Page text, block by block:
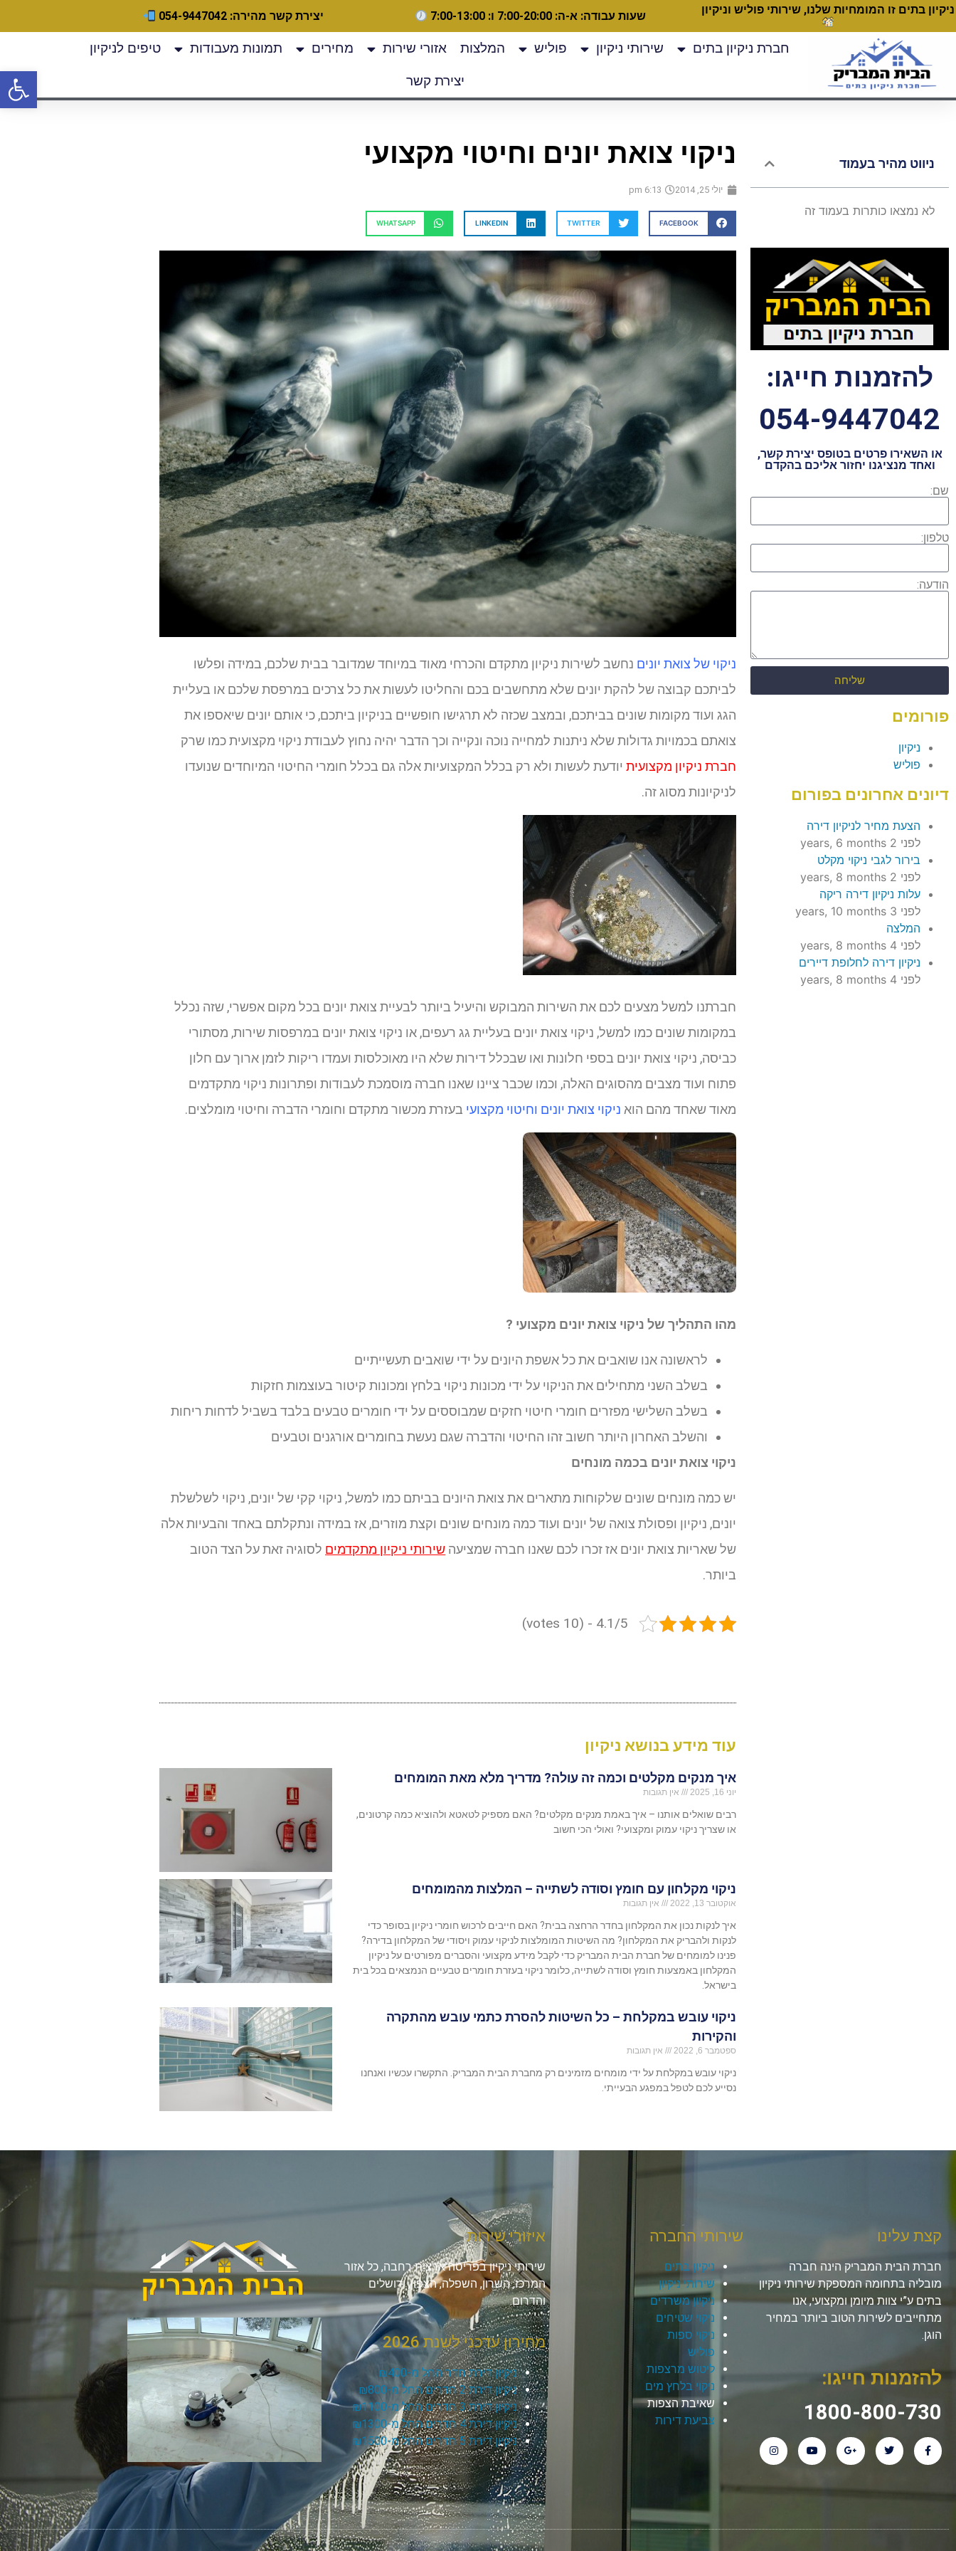
ניקיון בתים זו המומחיות שלנו, שירותי פוליש וניקיון שעות עבודה: א-ה: 7:00-20:00 ו: 7:00-13:00 יצירת קשר מהירה: 054-9447042
חברת ניקיון בתים שירותי ניקיון פוליש המלצות אזורי שירות מחירים תמונות מעבודות טיפים לניקיון
יצירת קשר
ניווט מהיר בעמוד
לא נמצאו כותרות בעמוד זה
להזמנות חייגו:
054-9447042
או השאירו פרטים בטופס יצירת קשר,
ואחד מנציגנו יחזור אליכם בהקדם
שם:
טלפון:
הודעה:
שליחה
פורומים
ניקיון
פוליש
דיונים אחרונים בפורום
הצעת מחיר לניקיון דירה
לפני 2 years, 6 months
בירור לגבי ניקוי מקלט
לפני 2 years, 8 months
עלות ניקיון דירה ריקה
לפני 3 years, 10 months
המלצה
לפני 4 years, 8 months
ניקיון דירה לחלופת דיירים
לפני 4 years, 8 months
ניקוי צואת יונים וחיטוי מקצועי
יולי 25, 2014 6:13 pm
FACEBOOK
TWITTER
LINKEDIN
WHATSAPP
ניקוי של צואת יונים נחשב לשירות ניקיון מתקדם והכרחי מאוד במיוחד שמדובר בבית שלכם, במידה ופלשו
לביתכם קבוצה של להקת יונים שלא מתחשבים בכם והחליטו לעשות את כל צרכים במרפסת שלכם או בעליית
הגג ועוד מקומות שונים בביתכם, ובמצב שכזה לא תרגישו חופשיים בניקיון ביתכם, כי אותם יונים שיאספו את
צואתם בכמויות גדולות שלא ניתנות למחייה נוכה ונקייה וכך הדבר יהיה נחוץ לעבודת ניקוי מקצועית כמו שרק
חברת ניקיון מקצועיתיודעת לעשות ולא רק בכלל המקצועיות אלה גם בכלל חומרי החיטוי המיוחדים שנועדו
לניקיונות מסוג זה.
חברתנו למשל מצעים לכם את השירות המבוקש והיעיל ביותר לבעיית צואת יונים בכל מקום אפשרי, שזה נכלל
במקומות שונים כמו למשל, ניקוי צואת יונים בעליית גג רעפים, או ניקוי צואת יונים במרפסות שירות, מסתורי
כביסה, ניקוי צואת יונים בספי חלונות ואו שבכלל דירות שלא היו מאוכלסות ועמדו ריקות לזמן ארוך עם חלון
פתוח ועוד מצבים מהסוגים האלה, וכמו שכבר ציינו שאנו חברה מוסמכת לעבודות ופתרונות ניקוי מתקדמים
מאוד שאחד מהם הוא ניקוי צואת יונים וחיטוי מקצועי בעזרת מכשור מתקדם וחומרי הדברה וחיטוי מומלצים.
מהו התהליך של ניקוי צואת יונים מקצועי ?
לראשונה אנו שואבים את כל אשפת היונים על ידי שואבים תעשייתיים
בשלב השני מתחילים את הניקוי על ידי מכונות ניקוי בלחץ ומכונות קיטור בעוצמות חזקות
בשלב השלישי מפזרים חומרי חיטוי חזקים שמבוססים על ידי חומרים טבעים בלבד בשביל לדחות ריחות
והשלב האחרון היותר חשוב זהו החיטוי והדברה שגם נעשת בחומרים אורגנים וטבעים
ניקוי צואת יונים בכמה מונחים
יש כמה מונחים שונים שלקוחות מתארים את צואת היונים בביתם כמו למשל, ניקוי קקי של יונים, ניקוי לשלשלת
יונים, ניקיון ופסולת צואה של יונים ועוד כמה מונחים שונים וקצת מוזרים, אז במידה ונתקלתם באחד והבעיות אלה
של שאריות צואת יונים אז זכרו לכם שאנו חברה שמציעה שירותי ניקיון מתקדמים לסוגיה זאת על הצד הטוב
ביותר.
4.1/5 - (10 votes)
עוד מידע בנושא ניקיון
איך מנקים מקלטים וכמה זה עולה? מדריך מלא מאת המומחים
יוני 16, 2025 אין תגובות
רבים שואלים אותנו – איך באמת מנקים מקלטים? האם מספיק לטאטא ולהוציא כמה קרטונים,
או שצריך ניקוי עמוק ומקצועי? ואולי הכי חשוב
ניקוי מקלחון עם חומץ וסודה לשתייה – המלצות מהמומחים
אוקטובר 13, 2022 אין תגובות
איך לנקות נכון את המקלחון בחדר הרחצה בבית? האם חייבים לרכוש חומרי ניקיון בסופר כדי
לנקות ולהבריק את המקלחון? מה השיטות המומלצות לניקוי עמוק ויסודי של המקלחון בדירה?
פנינו למומחים של חברת הבית המבריק כדי לקבל מידע מקצועי והסברים מפורטים על ניקיון
המקלחון באמצעות חומץ וסודה לשתייה, כלומר ניקוי בעזרת חומרים טבעיים הנמצאים בכל בית
בישראל.
ניקוי עובש במקלחת – כל השיטות להסרת כתמי עובש מהתקרה
והקירות
ספטמבר 6, 2022 אין תגובות
ניקוי עובש במקלחת על ידי מומחים מזמינים רק מחברת הבית המבריק. התקשרו עכשיו ואנחנו
נסייע לכם לטפל במפגע הבעייתי.
קצת עלינו
חברת הבית המבריק הינה חברה
מובליה בתחומה המספקת שירותי ניקיון
בתים ע”י צוות מיומן ומקצועי, אנו
מתחייבים לשירות הטוב ביותר במחיר
הוגן.
להזמנות חייגו:
1800-800-730
שירותי החברה
ניקיון בתים
שירותי ניקיון
ניקיון משרדים
ניקוי שטיחים
ניקוי ספות
פוליש
ליטוש מרצפות
ניקוי בלחץ מים
שאיבת הצפות
צביעת דירות
איזורי שירות
שירותי ניקיון בפריסה ארצית רחבה, כל אזור
המרכז, השרון, השפלה, הצפון, ירושלים
והדרום.
מחירון עדכני לשנת 2026
ניקיון דירת חדר החל מ-₪400
ניקיון דירת 2 חדרים החל מ-₪800
ניקיון דירת 3 חדרים החל מ-₪1100
ניקיון דירת 4 חדרים החל מ-₪1300
ניקיון דירת 5 חדרים החל מ-₪1500